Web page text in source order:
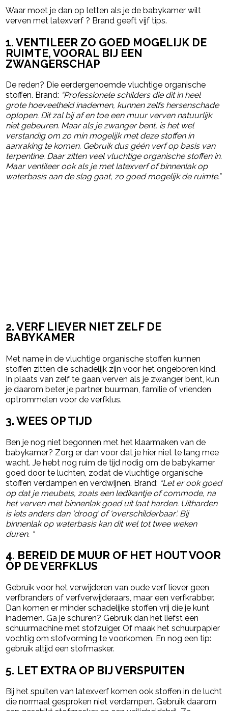
Waar moet je dan op letten als je de babykamer wilt
verven met latexverf ? Brand geeft vijf tips.
1. VENTILEER ZO GOED MOGELIJK DE
RUIMTE, VOORAL BIJ EEN
ZWANGERSCHAP
De reden? Die eerdergenoemde vluchtige organische
stoffen. Brand: “Professionele schilders die dit in heel
grote hoeveelheid inademen, kunnen zelfs hersenschade
oplopen. Dit zal bij af en toe een muur verven natuurlijk
niet gebeuren. Maar als je zwanger bent, is het wel
verstandig om zo min mogelijk met deze stoffen in
aanraking te komen. Gebruik dus géén verf op basis van
terpentine. Daar zitten veel vluchtige organische stoffen in.
Maar ventileer ook als je met latexverf of binnenlak op
waterbasis aan de slag gaat, zo goed mogelijk de ruimte.”
2. VERF LIEVER NIET ZELF DE
BABYKAMER
Met name in de vluchtige organische stoffen kunnen
stoffen zitten die schadelijk zijn voor het ongeboren kind.
In plaats van zelf te gaan verven als je zwanger bent, kun
je daarom beter je partner, buurman, familie of vrienden
optrommelen voor de verfklus.
3. WEES OP TIJD
Ben je nog niet begonnen met het klaarmaken van de
babykamer? Zorg er dan voor dat je hier niet te lang mee
wacht. Je hebt nog ruim de tijd nodig om de babykamer
goed door te luchten, zodat de vluchtige organische
stoffen verdampen en verdwijnen. Brand: “Let er ook goed
op dat je meubels, zoals een ledikantje of commode, na
het verven met binnenlak goed uit laat harden. Uitharden
is iets anders dan ‘droog’ of ‘overschilderbaar’. Bij
binnenlak op waterbasis kan dit wel tot twee weken
duren. “
4. BEREID DE MUUR OF HET HOUT VOOR
OP DE VERFKLUS
Gebruik voor het verwijderen van oude verf liever geen
verfbranders of verfverwijderaars, maar een verfkrabber.
Dan komen er minder schadelijke stoffen vrij die je kunt
inademen. Ga je schuren? Gebruik dan het liefst een
schuurmachine met stofzuiger. Of maak het schuurpapier
vochtig om stofvorming te voorkomen. En nog een tip:
gebruik altijd een stofmasker.
5. LET EXTRA OP BIJ VERSPUITEN
Bij het spuiten van latexverf komen ook stoffen in de lucht
die normaal gesproken niet verdampen. Gebruik daarom